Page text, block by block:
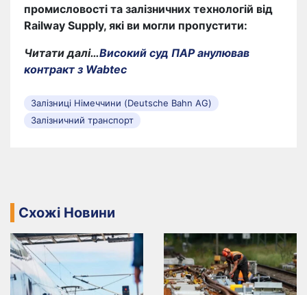
промисловості та залізничних технологій від
Railway Supply, які ви могли пропустити:
Читати далі…Високий суд ПАР анулював
контракт з Wabtec
Залізниці Німеччини (Deutsche Bahn AG)
Залізничний транспорт
Схожі Новини